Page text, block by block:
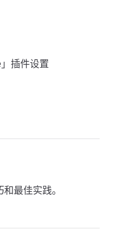
插件设置
最佳实践。